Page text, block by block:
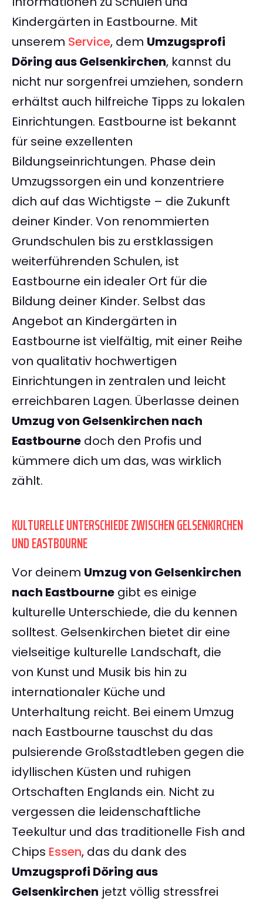
Kindergärten in Eastbourne. Mit
unserem Service, dem Umzugsprofi
Döring aus Gelsenkirchen, kannst du
nicht nur sorgenfrei umziehen, sondern
erhältst auch hilfreiche Tipps zu lokalen
Einrichtungen. Eastbourne ist bekannt
für seine exzellenten
Bildungseinrichtungen. Phase dein
Umzugssorgen ein und konzentriere
dich auf das Wichtigste – die Zukunft
deiner Kinder. Von renommierten
Grundschulen bis zu erstklassigen
weiterführenden Schulen, ist
Eastbourne ein idealer Ort für die
Bildung deiner Kinder. Selbst das
Angebot an Kindergärten in
Eastbourne ist vielfältig, mit einer Reihe
von qualitativ hochwertigen
Einrichtungen in zentralen und leicht
erreichbaren Lagen. Überlasse deinen
Umzug von Gelsenkirchen nach
Eastbourne doch den Profis und
kümmere dich um das, was wirklich
zählt.
KULTURELLE UNTERSCHIEDE ZWISCHEN GELSENKIRCHEN
UND EASTBOURNE
Vor deinem Umzug von Gelsenkirchen
nach Eastbourne gibt es einige
kulturelle Unterschiede, die du kennen
solltest. Gelsenkirchen bietet dir eine
vielseitige kulturelle Landschaft, die
von Kunst und Musik bis hin zu
internationaler Küche und
Unterhaltung reicht. Bei einem Umzug
nach Eastbourne tauschst du das
pulsierende Großstadtleben gegen die
idyllischen Küsten und ruhigen
Ortschaften Englands ein. Nicht zu
vergessen die leidenschaftliche
Teekultur und das traditionelle Fish and
Chips Essen, das du dank des
Umzugsprofi Döring aus
Gelsenkirchen jetzt völlig stressfrei